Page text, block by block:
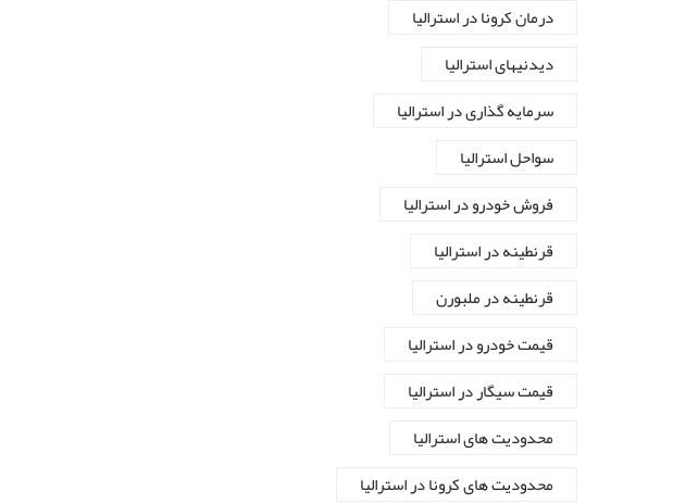
درمان کرونا در استرالیا
دیدنیهای استرالیا
سرمایه گذاری در استرالیا
سواحل استرالیا
فروش خودرو در استرالیا
قرنطینه در استرالیا
قرنطینه در ملبورن
قیمت خودرو در استرالیا
قیمت سیگار در استرالیا
محدودیت های استرالیا
محدودیت های کرونا در استرالیا